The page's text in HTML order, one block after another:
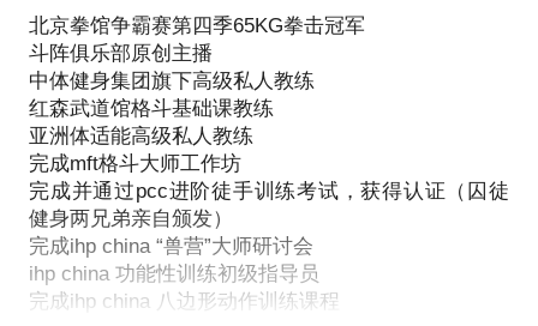
还在等什么？约吧！
关于少儿训练的一些个人原创！个人原创！个人原
创！见解，及答疑。
老说体能训练，体适能到底是什么？
体适能分为：健康体适能和技能体适能。
健康体适能：与健康有密切关系的体适能，是指心血
管、肺和肌肉发挥最理想效率的能力。
技能体适能：灵敏、平衡、协调、速度、爆发力和反
北京拳馆争霸赛第四季65KG拳击冠军
斗阵俱乐部原创主播
中体健身集团旗下高级私人教练
红森武道馆格斗基础课教练
亚洲体适能高级私人教练
完成mft格斗大师工作坊
完成并通过pcc进阶徒手训练考试，获得认证（囚徒
健身两兄弟亲自颁发）
完成ihp china “兽营”大师研讨会
ihp china 功能性训练初级指导员
完成ihp china 八边形动作训练课程